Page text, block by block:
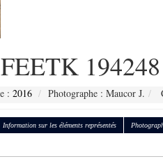
194248
: 2016 Photographe : Maucor J.
Information sur les éléments représentés